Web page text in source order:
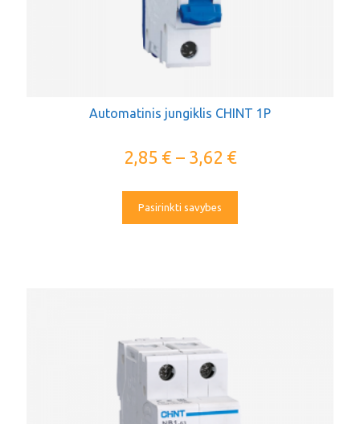
Automatinis jungiklis CHINT 1P
2,85 €– 3,62 €
Pasirinkti savybes